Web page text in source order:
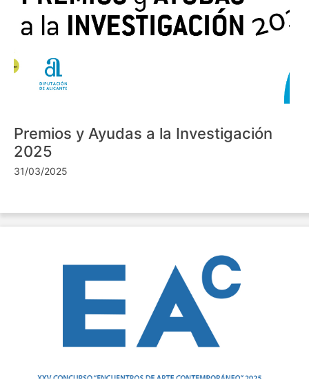
Premios y Ayudas a la Investigación
2025
31/03/2025